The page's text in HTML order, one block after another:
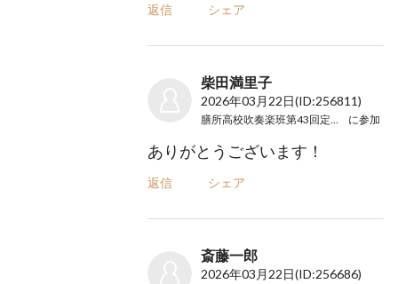
返信 シェア
柴田満里子
2026年03月22日(ID:256811)
に参加
ありがとうございます！
返信 シェア
斎藤一郎
2026年03月22日(ID:256686)